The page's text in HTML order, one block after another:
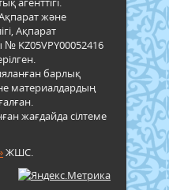
және
Ақпарат
№ KZ05VPY00052416
барлық
материалдардың
жағдайда сілтеме
ЖШС.